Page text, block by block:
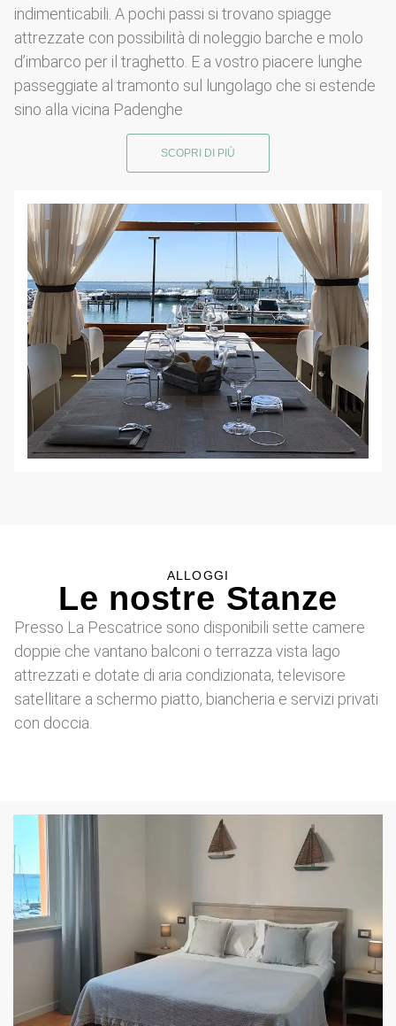
indimenticabili. A pochi passi si trovano spiagge
attrezzate con possibilità di noleggio barche e molo
d’imbarco per il traghetto. E a vostro piacere lunghe
passeggiate al tramonto sul lungolago che si estende
sino alla vicina Padenghe
SCOPRI DI PIÙ
ALLOGGI
Le nostre Stanze
Presso La Pescatrice sono disponibili sette camere
doppie che vantano balconi o terrazza vista lago
attrezzati e dotate di aria condizionata, televisore
satellitare a schermo piatto, biancheria e servizi privati
con doccia.